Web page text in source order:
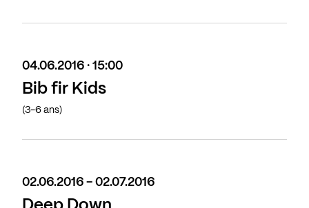
04.06.2016 · 15:00
Bib fir Kids
(3-6 ans)
02.06.2016 - 02.07.2016